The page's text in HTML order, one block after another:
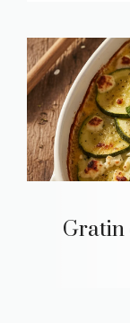
Gratin